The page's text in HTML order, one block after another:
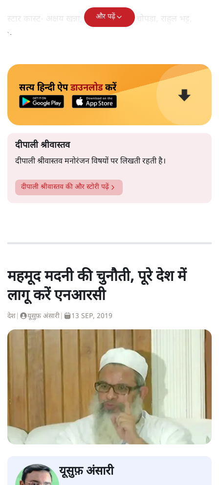
स्टार कास्ट- अक्षय खन्ना, ऋचा चड्ढा, मीरा चोपड़ा, राहुल भट्ट,
कृतिका देसाई खान, कुमुद मिश्रा
और पढ़ें
सत्य हिन्दी ऐपडाउनलोडकरें
दीपाली श्रीवास्तव
दीपाली श्रीवास्तव मनोरंजन विषयों पर लिखती रहती है।
दीपाली श्रीवास्तव की और स्टोरी पढ़ें
महमूद मदनी की चुनौती, पूरे देश में
लागू करें एनआरसी
देश यूसुफ़ अंसारी 13 SEP, 2019
यूसुफ़ अंसारी